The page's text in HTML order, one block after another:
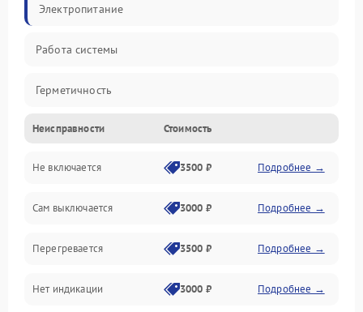
Электропитание
Работа системы
Герметичность
Механика
Неисправности Стоимость
Не включается 3500 ₽ Подробнее →
Сам выключается 3000 ₽ Подробнее →
Перегревается 3500 ₽ Подробнее →
Нет индикации 3000 ₽ Подробнее →